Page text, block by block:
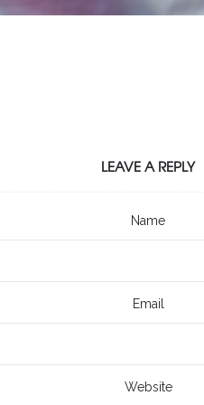
LEAVE A REPLY
Name
Email
Website